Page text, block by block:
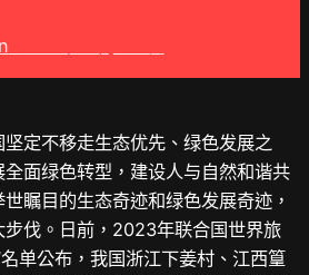
定不移走生态优先、绿色发展之
面绿色转型，建设人与自然和谐共
瞩目的生态奇迹和绿色发展奇迹，
步伐。日前，2023年联合国世界旅
单公布，我国浙江下姜村、江西篁